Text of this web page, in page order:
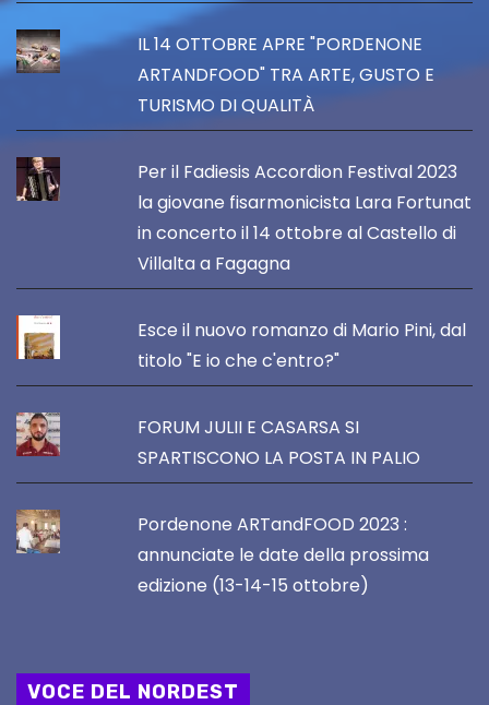
IL 14 OTTOBRE APRE "PORDENONE
ARTANDFOOD" TRA ARTE, GUSTO E
TURISMO DI QUALITÀ
Per il Fadiesis Accordion Festival 2023
la giovane fisarmonicista Lara Fortunat
in concerto il 14 ottobre al Castello di
Villalta a Fagagna
Esce il nuovo romanzo di Mario Pini, dal
titolo "E io che c'entro?"
FORUM JULII E CASARSA SI
SPARTISCONO LA POSTA IN PALIO
Pordenone ARTandFOOD 2023 :
annunciate le date della prossima
edizione (13-14-15 ottobre)
VOCE DEL NORDEST